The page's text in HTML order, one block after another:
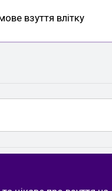
взуття влітку